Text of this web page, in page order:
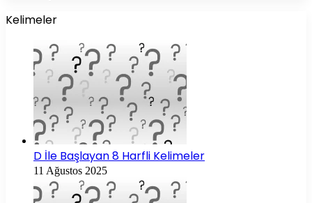
Kelimeler
D İle Başlayan 8 Harfli Kelimeler
11 Ağustos 2025